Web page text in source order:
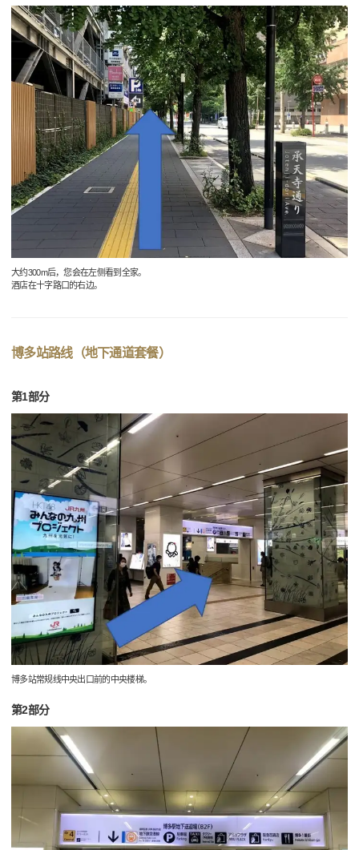
大约300m后，您会在左侧看到全家。
酒店在十字路口的右边。
博多站路线（地下通道套餐）
第1部分
博多站常规线中央出口前的中央楼梯。
第2部分